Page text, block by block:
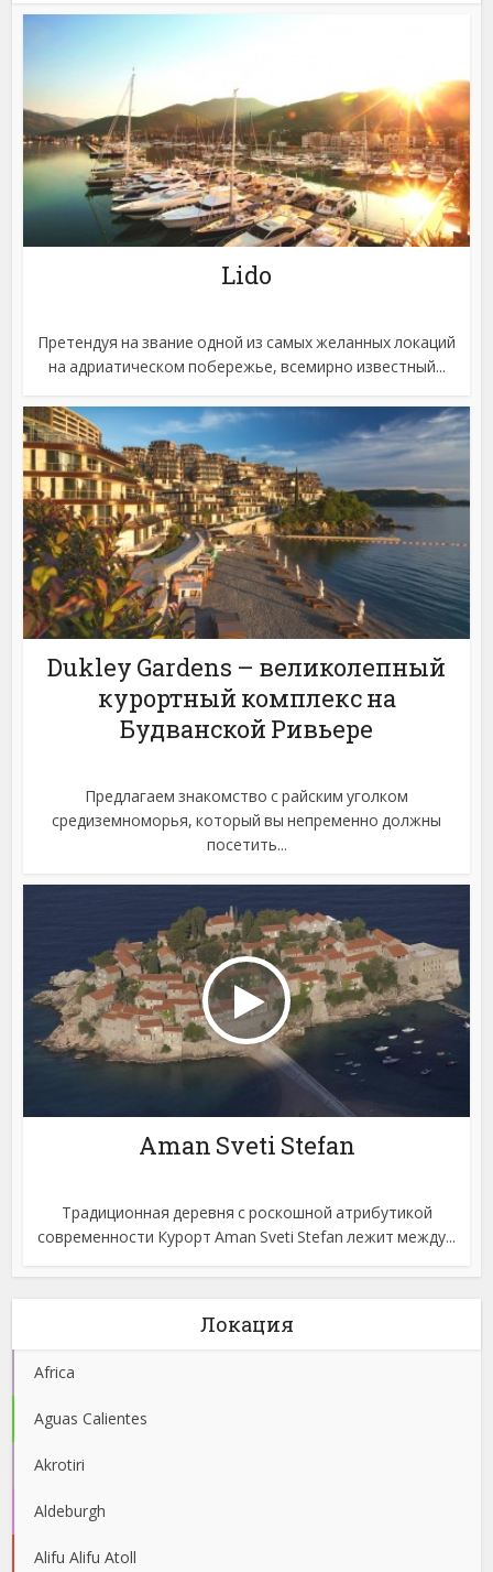
Lido
Претендуя на звание одной из самых желанных локаций
на адриатическом побережье, всемирно известный...
Dukley Gardens – великолепный
курортный комплекс на
Будванской Ривьере
Предлагаем знакомство с райским уголком
средиземноморья, который вы непременно должны
посетить...
Aman Sveti Stefan
Традиционная деревня с роскошной атрибутикой
современности Курорт Aman Sveti Stefan лежит между...
Локация
Africa
Aguas Calientes
Akrotiri
Aldeburgh
Alifu Alifu Atoll